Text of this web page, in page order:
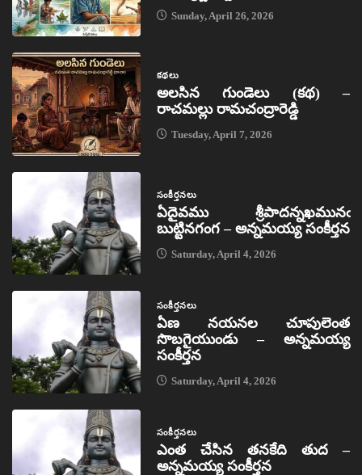
Sunday, April 26, 2026
కథలు
అలసిన గుండెలు (కథ) –
రాచమల్లు రామచంద్రారెడ్డి
Tuesday, April 7, 2026
సంకీర్తనలు
ఏదైవము శ్రీపాదన్నఖమునఁ
బుట్టినగంగ – అన్నమయ్య సంకీర్తన
Saturday, April 4, 2026
సంకీర్తనలు
ఏణ నయనల చూపులెంత
సొబగైయుండు – అన్నమయ్య
సంకీర్తన
Saturday, April 4, 2026
సంకీర్తనలు
ఎంత చేసిన తనకేది తుద –
అన్నమయ్య సంకీర్తన